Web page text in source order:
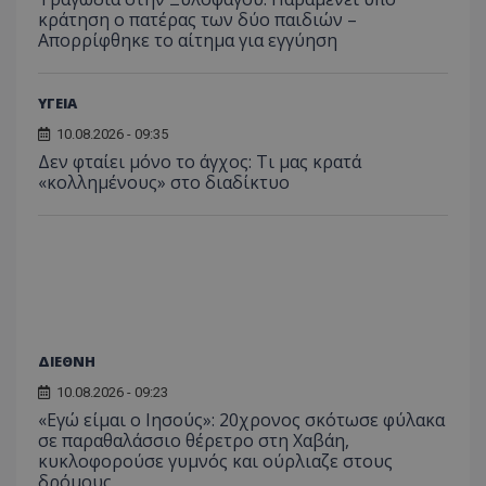
κράτηση ο πατέρας των δύο παιδιών –
Απορρίφθηκε το αίτημα για εγγύηση
ΥΓΕΙΑ
10.08.2026 - 09:35
Δεν φταίει μόνο το άγχος: Τι μας κρατά
«κολλημένους» στο διαδίκτυο
ΔΙΕΘΝΗ
10.08.2026 - 09:23
«Εγώ είμαι ο Ιησούς»: 20χρονος σκότωσε φύλακα
σε παραθαλάσσιο θέρετρο στη Χαβάη,
κυκλοφορούσε γυμνός και ούρλιαζε στους
VISITOR_PRIVACY_METADATA
YouTube
.youtube.com